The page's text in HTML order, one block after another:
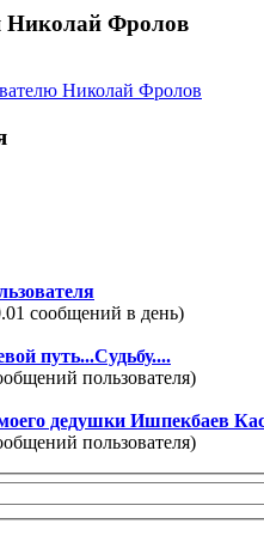
Николай Фролов
Николай Фролов
сообщений в день)
путь...Судьбу....
пользователя)
дедушки Ишпекбаев
пользователя)